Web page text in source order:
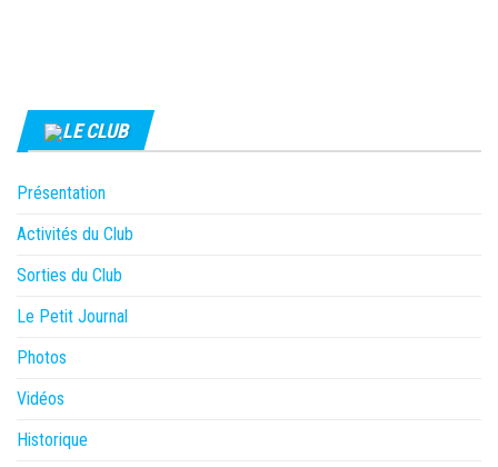
LE CLUB
Présentation
Activités du Club
Sorties du Club
Le Petit Journal
Photos
Vidéos
Historique